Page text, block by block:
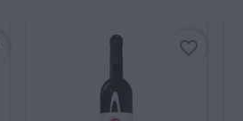
favorite_border